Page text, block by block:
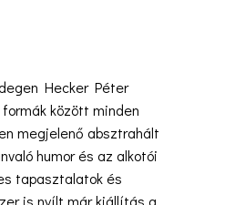
Hecker Péter
között minden
megjelenő absztrahált
humor és az alkotói
tapasztalatok és